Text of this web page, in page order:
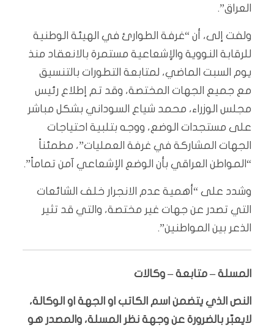
العراق”.
ولفت إلى، أن “غرفة الطوارئ في الهيئة الوطنية
للرقابة النووية والإشعاعية مستمرة بالانعقاد منذ
يوم السبت الماضي، لمتابعة التطورات بالتنسيق
مع جميع الجهات المختصة، وقد تم إطلاع رئيس
مجلس الوزراء، محمد شياع السوداني بشكل مباشر
على مستجدات الوضع، ووجه بتلبية احتياجات
الجهات المشاركة في غرفة العمليات”، مطمئناً
“المواطن العراقي بأن الوضع الإشعاعي آمن تماماً”.
وشدد على “أهمية عدم الانجرار خلف الشائعات
التي تصدر عن جهات غير مختصة، والتي قد تثير
الذعر بين المواطنين”.
المسلة – متابعة – وكالات
النص الذي يتضمن اسم الكاتب او الجهة او الوكالة،
لايعبّر بالضرورة عن وجهة نظر المسلة، والمصدر هو